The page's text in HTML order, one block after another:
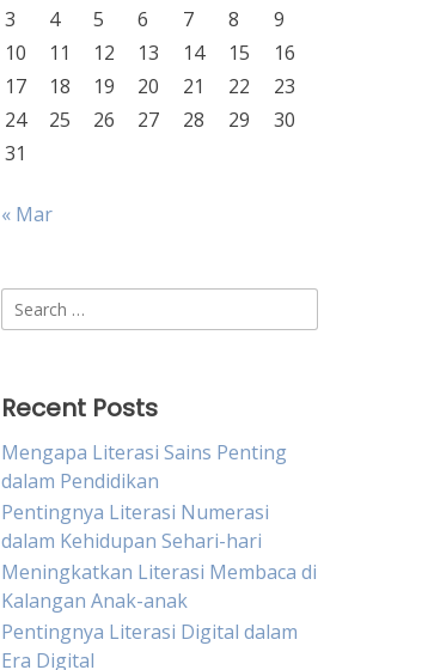
3
4 5 6 7 8
9
10
11 12 13 14 15
16
17
18 19 20 21 22
23
24
25 26 27 28 29
30
31
« Mar
Search
for:
Recent Posts
Mengapa Literasi Sains Penting
dalam Pendidikan
Pentingnya Literasi Numerasi
dalam Kehidupan Sehari-hari
Meningkatkan Literasi Membaca di
Kalangan Anak-anak
Pentingnya Literasi Digital dalam
Era Digital